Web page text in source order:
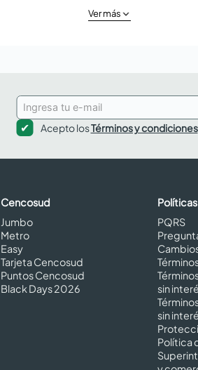
Ver más
Acepto losTérminos y condiciones
Cencosud
Jumbo
Metro
Easy
Tarjeta Cencosud
Puntos Cencosud
Black Days 2026
Políticas
PQRS
sin
sin
Política